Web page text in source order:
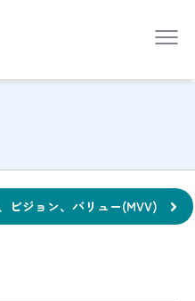
ビジョン、バリュー(MVV)